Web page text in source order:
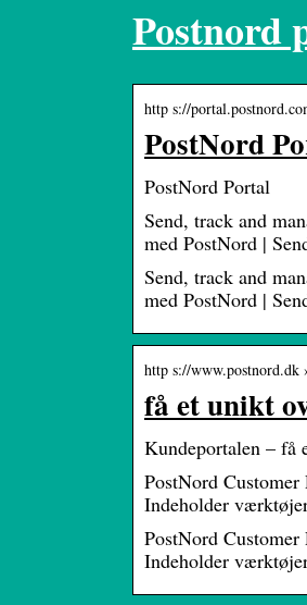
Postnord
http s://
PostNord
PostNord Portal
Send, track and
med PostNord |
Send, track and
med PostNord |
http s://www.postnord.dk
få et unikt
Kundeportalen – få
PostNord
Indeholder
PostNord
Indeholder